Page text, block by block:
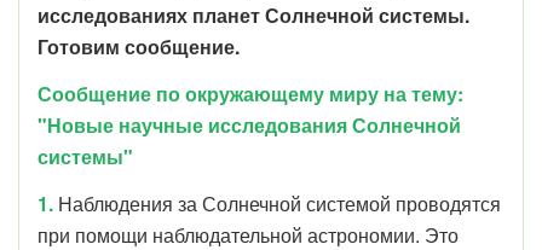
исследованиях планет Солнечной системы.
Готовим сообщение.
Сообщение по окружающему миру на тему:
"Новые научные исследования Солнечной
системы"
1. Наблюдения за Солнечной системой проводятся
при помощи наблюдательной астрономии. Это